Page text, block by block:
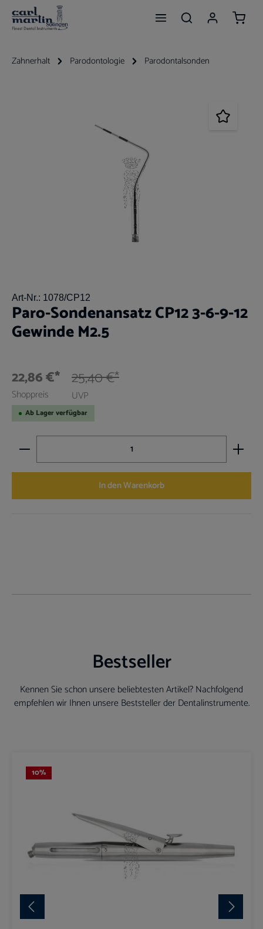
Zum Hauptinhalt springen
Zahnerhalt Parodontologie Parodontalsonden
Art-Nr.: 1078/CP12
Paro-Sondenansatz CP12 3-6-9-12
Gewinde M2.5
22,86 €*
Shoppreis
25,40 €*
UVP
Ab Lager verfügbar
Produkt Anzahl: Gib den gewünschten Wert ein oder
In den Warenkorb
Bestseller
Kennen Sie schon unsere beliebtesten Artikel? Nachfolgend
empfehlen wir Ihnen unsere Beststeller der Dentalinstrumente.
10%